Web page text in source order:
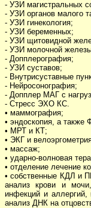
- УЗИ магистральных
- УЗИ органов малого
- УЗИ гинекология;
- УЗИ беременных;
- УЗИ щитовидной
- УЗИ молочной
- Допплерография;
- УЗИ суставов;
- Внутрисуставные
- Нейросонография;
- Допплер МАГ с
- Стресс ЭХО КС.
• маммография;
• эндоскопия, а также
• МРТ и КТ;
• ЭКГ и
• массаж;
• ударно-волновая
• отделение лечение
• собственные КДЛ и
анализ крови и
инфекций и
анализ ДНК на